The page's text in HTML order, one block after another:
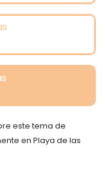
este tema de
en Playa de las